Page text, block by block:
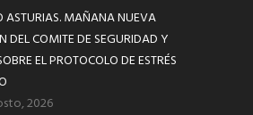
ASTURIAS. MAÑANA NUEVA
DEL COMITE DE SEGURIDAD Y
EL PROTOCOLO DE ESTRÉS
2026